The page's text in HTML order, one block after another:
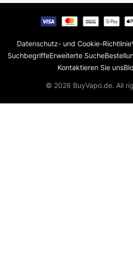
Datenschutz- und Cookie-Richtlinie
SuchbegriffeErweiterte Suche
Kontaktieren Sie uns
© 2026 BuyVapo.de. All